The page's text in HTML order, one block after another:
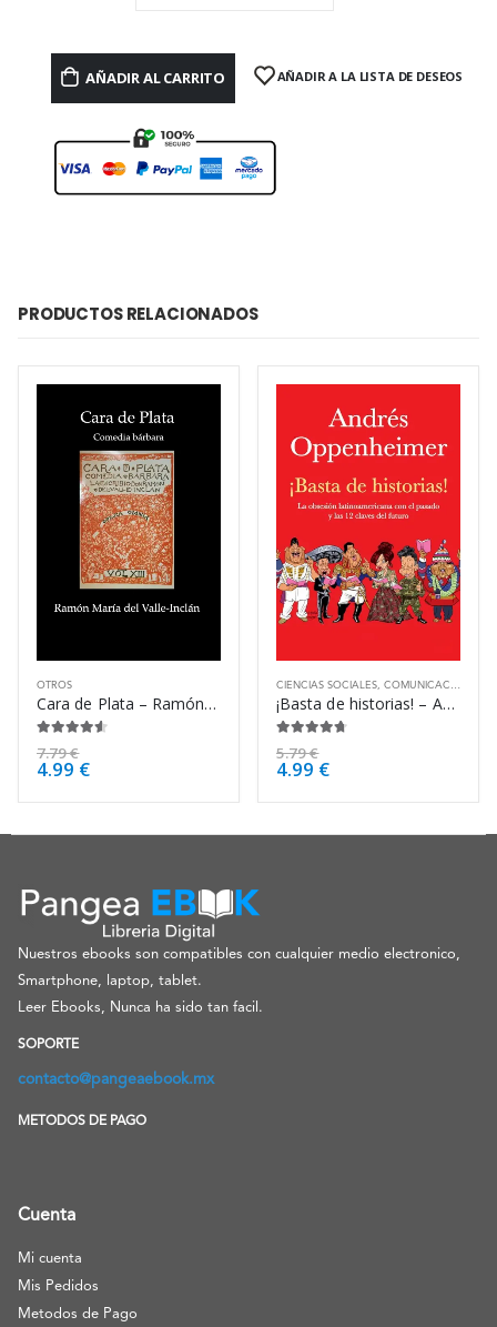
AÑADIR AL CARRITO AÑADIR A LA LISTA DE DESEOS
PRODUCTOS RELACIONADOS
OTROS
Cara de Plata – Ramón María del Valle-Inclán
7.79€
4.99 €
CIENCIAS SOCIALES COMUNICACIÓN
¡Basta de historias! – Andrés Oppenheimer
5.79€
4.99 €
Nuestros ebooks son compatibles con cualquier medio electronico,
Smartphone, laptop, tablet.
Leer Ebooks, Nunca ha sido tan facil.
SOPORTE
contacto@pangeaebook.mx
METODOS DE PAGO
Cuenta
Mi cuenta
Mis Pedidos
Metodos de Pago